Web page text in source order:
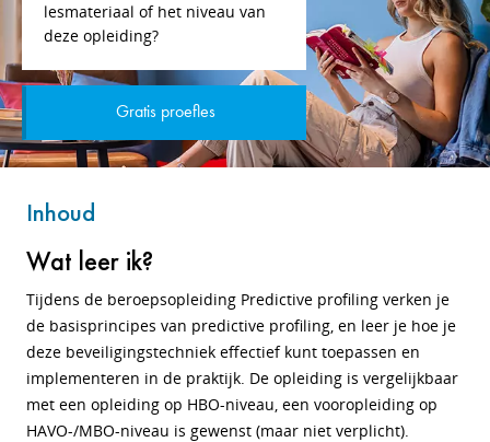
lesmateriaal of het niveau van
deze opleiding?
Gratis proefles
Inhoud
Wat leer ik?
Tijdens de beroepsopleiding Predictive profiling verken je
de basisprincipes van predictive profiling, en leer je hoe je
deze beveiligingstechniek effectief kunt toepassen en
implementeren in de praktijk. De opleiding is vergelijkbaar
met een opleiding op HBO-niveau, een vooropleiding op
HAVO-/MBO-niveau is gewenst (maar niet verplicht).